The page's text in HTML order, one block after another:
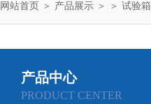
网站首页 ＞ 产品展示 ＞ ＞ 试验箱
产品中心
PRODUCT CENTER